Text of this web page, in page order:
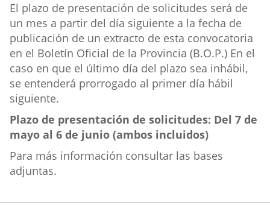
El plazo de presentación de solicitudes será de
un mes a partir del día siguiente a la fecha de
publicación de un extracto de esta convocatoria
en el Boletín Oficial de la Provincia (B.O.P.) En el
caso en que el último día del plazo sea inhábil,
se entenderá prorrogado al primer día hábil
siguiente.
Plazo de presentación de solicitudes: Del 7 de
mayo al 6 de junio (ambos incluidos)
Para más información consultar las bases
adjuntas.